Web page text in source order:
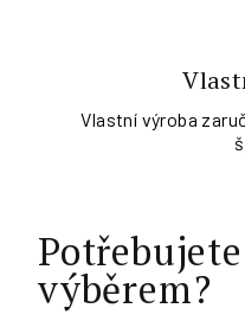
Vlastní výroba
výběrem?